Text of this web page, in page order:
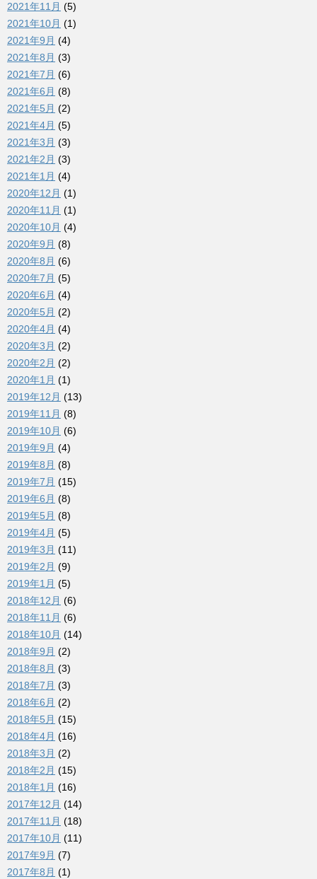
2021年11月 (5)
2021年10月 (1)
2021年9月 (4)
2021年8月 (3)
2021年7月 (6)
2021年6月 (8)
2021年5月 (2)
2021年4月 (5)
2021年3月 (3)
2021年2月 (3)
2021年1月 (4)
2020年12月 (1)
2020年11月 (1)
2020年10月 (4)
2020年9月 (8)
2020年8月 (6)
2020年7月 (5)
2020年6月 (4)
2020年5月 (2)
2020年4月 (4)
2020年3月 (2)
2020年2月 (2)
2020年1月 (1)
2019年12月 (13)
2019年11月 (8)
2019年10月 (6)
2019年9月 (4)
2019年8月 (8)
2019年7月 (15)
2019年6月 (8)
2019年5月 (8)
2019年4月 (5)
2019年3月 (11)
2019年2月 (9)
2019年1月 (5)
2018年12月 (6)
2018年11月 (6)
2018年10月 (14)
2018年9月 (2)
2018年8月 (3)
2018年7月 (3)
2018年6月 (2)
2018年5月 (15)
2018年4月 (16)
2018年3月 (2)
2018年2月 (15)
2018年1月 (16)
2017年12月 (14)
2017年11月 (18)
2017年10月 (11)
2017年9月 (7)
2017年8月 (1)